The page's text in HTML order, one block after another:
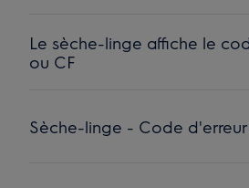
Le sèche-linge affiche le
ou CF
Sèche-linge - Code